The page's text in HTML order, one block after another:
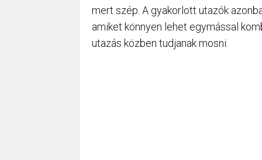
mert szép. A gyakorlott utazók
amiket könnyen lehet egymással
utazás közben tudjanak mosni.